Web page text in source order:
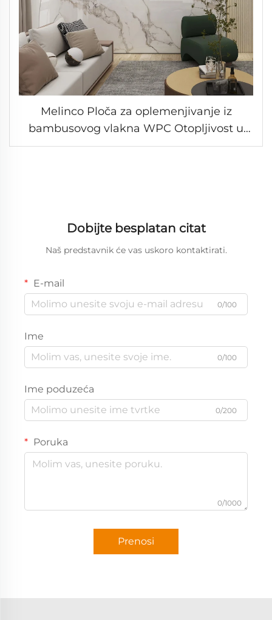
Melinco Ploča za oplemenjivanje iz
bambusovog vlakna WPC Otopljivost u
vodi Trajan unutrašnji panel za zid Ribljeni
Dobijte besplatan citat
Naš predstavnik će vas uskoro kontaktirati.
E-mail
0/100
Ime
0/100
Ime poduzeća
0/200
Poruka
0/1000
Prenosi